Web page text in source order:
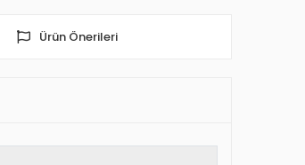
Ürün Önerileri